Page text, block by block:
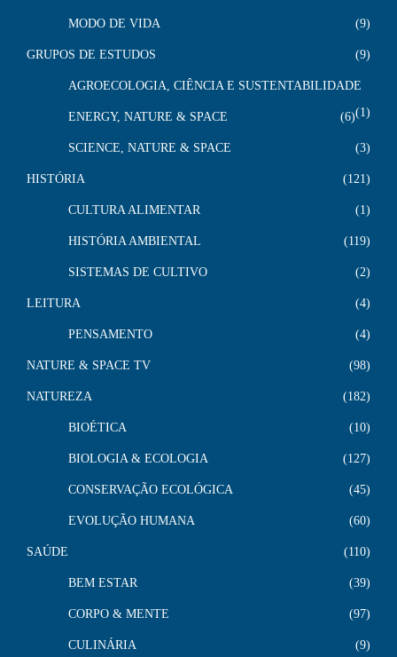
MODO DE VIDA 9
GRUPOS DE ESTUDOS 9
AGROECOLOGIA, CIÊNCIA E SUSTENTABILIDADE
1
ENERGY, NATURE & SPACE 6
SCIENCE, NATURE & SPACE 3
HISTÓRIA 121
CULTURA ALIMENTAR 1
HISTÓRIA AMBIENTAL 119
SISTEMAS DE CULTIVO 2
LEITURA 4
PENSAMENTO 4
NATURE & SPACE TV 98
NATUREZA 182
BIOÉTICA 10
BIOLOGIA & ECOLOGIA 127
CONSERVAÇÃO ECOLÓGICA 45
EVOLUÇÃO HUMANA 60
SAÚDE 110
BEM ESTAR 39
CORPO & MENTE 97
CULINÁRIA 9